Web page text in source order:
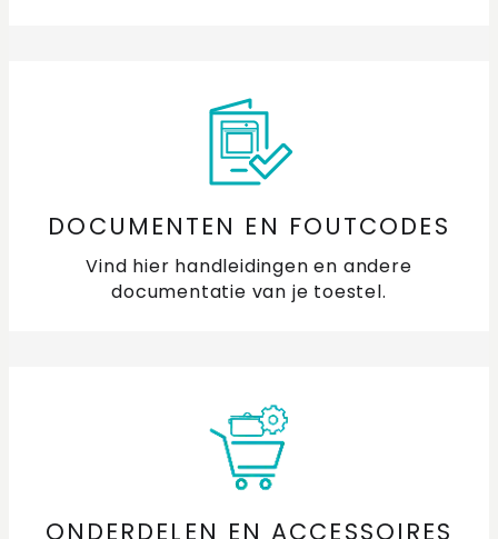
DOCUMENTEN EN FOUTCODES
Vind hier handleidingen en andere
documentatie van je toestel.
ONDERDELEN EN ACCESSOIRES